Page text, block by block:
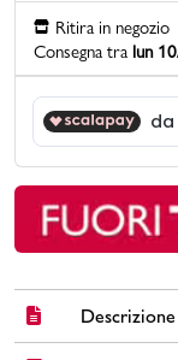
pcard
Gift card
Ritira in negozio
Consegna tra lun
Descrizione